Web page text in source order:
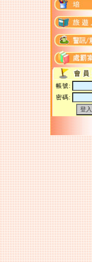
帳號:
密碼: